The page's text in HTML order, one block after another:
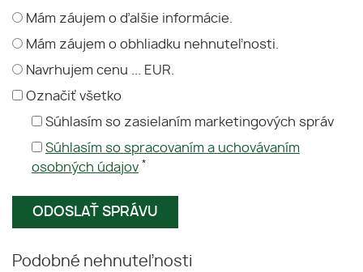
Mám záujem o ďalšie informácie.
Mám záujem o obhliadku nehnuteľnosti.
Navrhujem cenu ... EUR.
Označiť všetko
Súhlasím so zasielaním marketingových správ
Súhlasím so spracovaním a uchovávaním
osobných údajov *
Podobné nehnuteľnosti